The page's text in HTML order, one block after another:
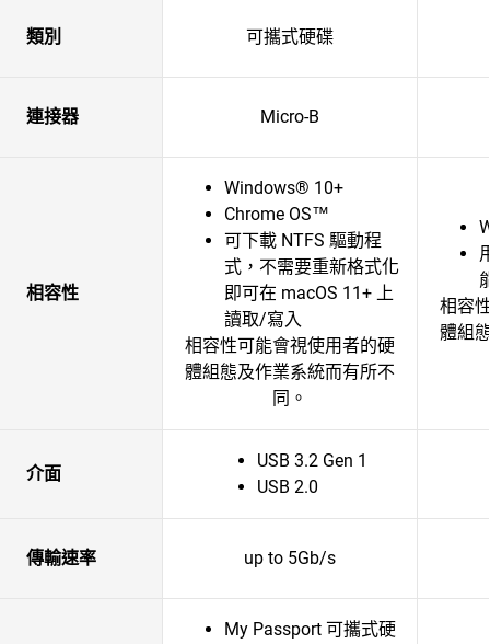
類別 可攜式硬碟
連接器 Micro-B
相容性
Windows® 10+
Chrome OS™
可下載 NTFS 驅動程
式，不需要重新格式化
即可在 macOS 11+ 上
讀取/寫入
相容性可能會視使用者的硬
體組態及作業系統而有所不
同。
相容
體組
介面
USB 3.2 Gen 1
USB 2.0
傳輸速率 up to 5Gb/s
My Passport 可攜式硬